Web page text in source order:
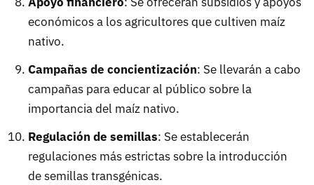
económicos a los agricultores que cultiven maíz
nativo.
Campañas de concientización: Se llevarán a cabo
campañas para educar al público sobre la
importancia del maíz nativo.
Regulación de semillas: Se establecerán
regulaciones más estrictas sobre la introducción
de semillas transgénicas.